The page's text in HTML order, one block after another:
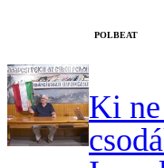
‎POLBEAT
Ki